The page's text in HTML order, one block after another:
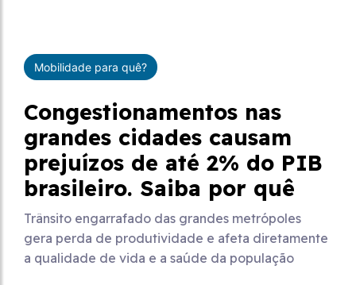
Mobilidade para quê?
Congestionamentos nas
grandes cidades causam
prejuízos de até 2% do PIB
brasileiro. Saiba por quê
Trânsito engarrafado das grandes metrópoles
gera perda de produtividade e afeta diretamente
a qualidade de vida e a saúde da população